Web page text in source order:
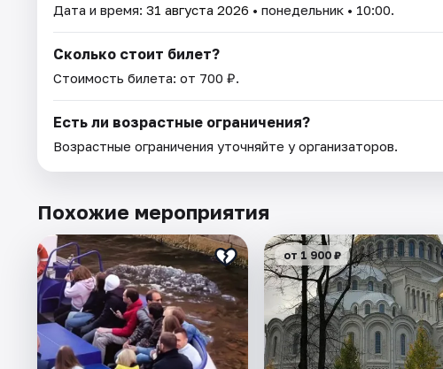
Дата и время: 31 августа 2026 • понедельник • 10:00.
Сколько стоит билет?
Стоимость билета: от 700 ₽.
Есть ли возрастные ограничения?
Возрастные ограничения уточняйте у организаторов.
Похожие мероприятия
от 1 900 ₽